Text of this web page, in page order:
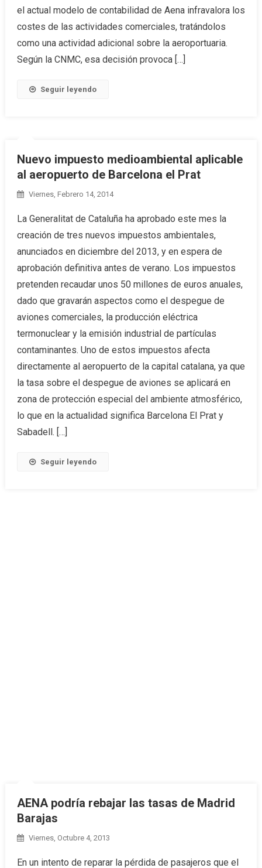
el actual modelo de contabilidad de Aena infravalora los
costes de las actividades comerciales, tratándolos
como una actividad adicional sobre la aeroportuaria.
Según la CNMC, esa decisión provoca […]
Seguir leyendo
Nuevo impuesto medioambiental aplicable
al aeropuerto de Barcelona el Prat
Viernes, Febrero 14, 2014
La Generalitat de Cataluña ha aprobado este mes la
creación de tres nuevos impuestos ambientales,
anunciados en diciembre del 2013, y en espera de
aprobación definitiva antes de verano. Los impuestos
pretenden recaudar unos 50 millones de euros anuales,
dado que gravarán aspectos como el despegue de
aviones comerciales, la producción eléctrica
termonuclear y la emisión industrial de partículas
contaminantes. Uno de estos impuestos afecta
directamente al aeropuerto de la capital catalana, ya que
la tasa sobre el despegue de aviones se aplicará en
zona de protección especial del ambiente atmosférico,
lo que en la actualidad significa Barcelona El Prat y
Sabadell. […]
Seguir leyendo
AENA podría rebajar las tasas de Madrid
Barajas
Viernes, Octubre 4, 2013
En un intento de reparar la pérdida de pasajeros que el